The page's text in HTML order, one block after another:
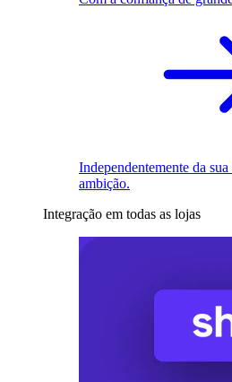
Independentemente da
ambição.
Integração em todas as lojas